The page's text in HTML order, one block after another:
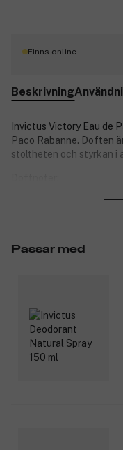
Finns online
Beskrivning
Invictus Victory Eau de
Paco Rabanne. Doften
stoltheten och styrkan i
Toppnoter: citron
Hjärtnoter:
Basnoter:
Produktnummer:
Passar med